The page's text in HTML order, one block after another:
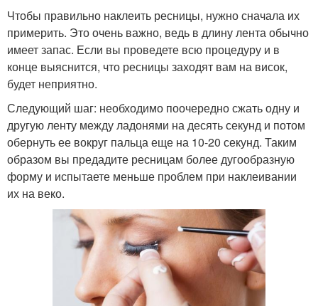
Чтобы правильно наклеить ресницы, нужно сначала их
примерить. Это очень важно, ведь в длину лента обычно
имеет запас. Если вы проведете всю процедуру и в
конце выяснится, что ресницы заходят вам на висок,
будет неприятно.
Следующий шаг: необходимо поочередно сжать одну и
другую ленту между ладонями на десять секунд и потом
обернуть ее вокруг пальца еще на 10-20 секунд. Таким
образом вы предадите ресницам более дугообразную
форму и испытаете меньше проблем при наклеивании
их на веко.